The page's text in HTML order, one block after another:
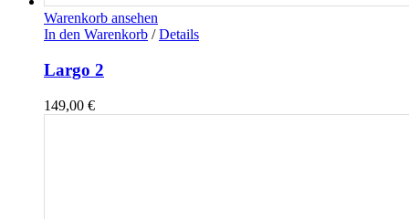
Warenkorb ansehen
In den Warenkorb / Details
Largo 2
149,00 €